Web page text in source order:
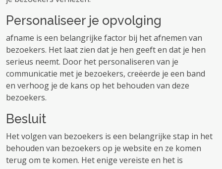
Personaliseer je opvolging
afname is een belangrijke factor bij het afnemen van
bezoekers. Het laat zien dat je hen geeft en dat je hen
serieus neemt. Door het personaliseren van je
communicatie met je bezoekers, creëerde je een band
en verhoog je de kans op het behouden van deze
bezoekers.
Besluit
Het volgen van bezoekers is een belangrijke stap in het
behouden van bezoekers op je website en ze komen
terug om te komen. Het enige vereiste en het is